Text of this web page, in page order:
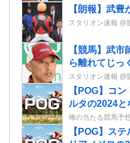
【朗報】武豊
スタリオン速報 @
【競馬】武
ら離れてじっ
も折れてしま
引退にて
スタリオン速報 @
【POG】コ
ルタの2024と
情報
俺の当たる競馬予
【POG】ス